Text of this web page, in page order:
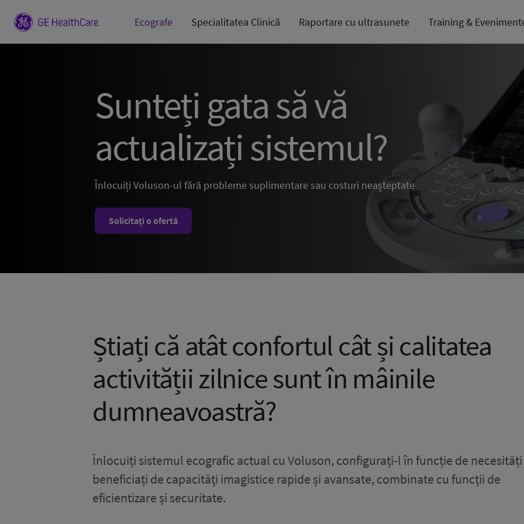
Ecografe Specialitatea Clinică Raportare cu ultrasunete Training &
Sunteți gata să vă
actualizați sistemul?
Înlocuiți Voluson-ul fără probleme suplimentare sau costuri neașteptate
Solicitați o ofertă
Știați că atât confortul cât și calitatea
activității zilnice sunt în mâinile
dumneavoastră?
Înlocuiți sistemul ecografic actual cu Voluson, configurați-l în funcție de necesități
beneficiați de capacități imagistice rapide și avansate, combinate cu funcții de
eficientizare și securitate.